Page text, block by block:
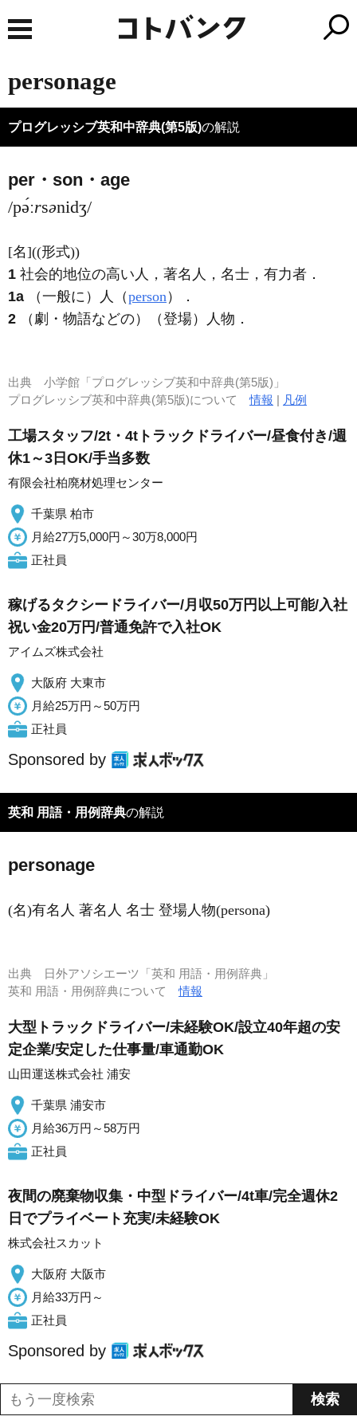
personage
プログレッシブ英和中辞典(第5版)の解説
per・son・age
/pə́ːrsənidʒ/
[名]((形式))
1 社会的地位の高い人，著名人，名士，有力者 ．
1a （一般に）人（person）
．
2 （劇・物語などの）（登場）人物 ．
出典 小学館「プログレッシブ英和中辞典(第5版)」
プログレッシブ英和中辞典(第5版)について情報 | 凡例
工場スタッフ/2t・4tトラックドライバー/昼食付き/週
休1～3日OK/手当多数
有限会社柏廃材処理センター
千葉県 柏市
月給27万5,000円～30万8,000円
正社員
稼げるタクシードライバー/月収50万円以上可能/入社
祝い金20万円/普通免許で入社OK
アイムズ株式会社
大阪府 大東市
月給25万円～50万円
正社員
Sponsored by
英和 用語・用例辞典の解説
personage
(名)有名人 著名人 名士 登場人物(persona)
出典
日外アソシエーツ「英和 用語・用例辞典」
英和 用語・用例辞典について情報
大型トラックドライバー/未経験OK/設立40年超の安
定企業/安定した仕事量/車通勤OK
山田運送株式会社 浦安
千葉県 浦安市
月給36万円～58万円
正社員
夜間の廃棄物収集・中型ドライバー/4t車/完全週休2
日でプライベート充実/未経験OK
株式会社スカット
大阪府 大阪市
月給33万円～
正社員
Sponsored by